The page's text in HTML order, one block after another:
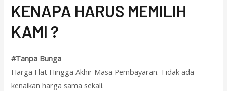
KENAPA HARUS MEMILIH
KAMI ?
#Tanpa Bunga
Harga Flat Hingga Akhir Masa Pembayaran. Tidak ada
kenaikan harga sama sekali.